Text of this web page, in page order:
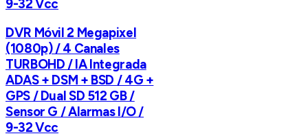
9-32 Vcc
DVR Móvil 2 Megapixel
(1080p) / 4 Canales
TURBOHD / IA Integrada
ADAS + DSM + BSD / 4G +
GPS / Dual SD 512 GB /
Sensor G / Alarmas I/O /
9-32 Vcc